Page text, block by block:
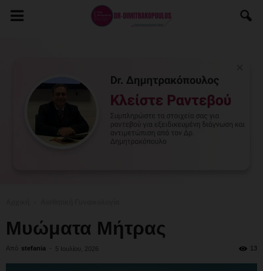
Μυώματα Μήτρας
Από stefania - 5 Ιουλίου, 2026 13